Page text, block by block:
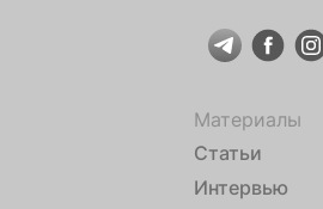
Материалы
Статьи
Интервью